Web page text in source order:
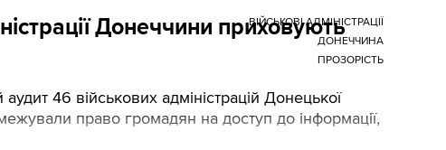
Донеччини приховують
46 військових адміністрацій Донецької
право громадян на доступ до інформації,
ВІЙСЬКОВІ АДМІНІСТРАЦІЇ
ДОНЕЧЧИНА
ПРОЗОРІСТЬ